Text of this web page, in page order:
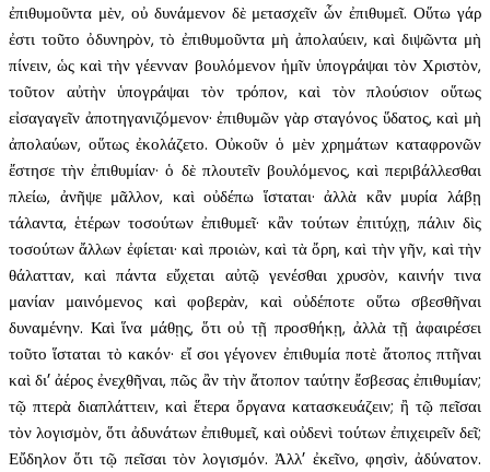
ἐπιθυμοῦντα μὲν, οὐ δυνάμενον δὲ μετασχεῖν ὧν ἐπιθυμεῖ. Οὕτω γάρ
ἐστι τοῦτο ὀδυνηρὸν, τὸ ἐπιθυμοῦντα μὴ ἀπολαύειν, καὶ διψῶντα μὴ
πίνειν, ὡς καὶ τὴν γέενναν βουλόμενον ἡμῖν ὑπογράψαι τὸν Χριστὸν,
τοῦτον αὐτὴν ὑπογράψαι τὸν τρόπον, καὶ τὸν πλούσιον οὕτως
εἰσαγαγεῖν ἀποτηγανιζόμενον· ἐπιθυμῶν γὰρ σταγόνος ὕδατος, καὶ μὴ
ἀπολαύων, οὕτως ἐκολάζετο. Οὐκοῦν ὁ μὲν χρημάτων καταφρονῶν
ἔστησε τὴν ἐπιθυμίαν· ὁ δὲ πλουτεῖν βουλόμενος, καὶ περιβάλλεσθαι
πλείω, ἀνῆψε μᾶλλον, καὶ οὐδέπω ἵσταται· ἀλλὰ κἂν μυρία λάβῃ
τάλαντα, ἑτέρων τοσούτων ἐπιθυμεῖ· κἂν τούτων ἐπιτύχῃ, πάλιν δὶς
τοσούτων ἄλλων ἐφίεται· καὶ προιὼν, καὶ τὰ ὄρη, καὶ τὴν γῆν, καὶ τὴν
θάλατταν, καὶ πάντα εὔχεται αὐτῷ γενέσθαι χρυσὸν, καινήν τινα
μανίαν μαινόμενος καὶ φοβερὰν, καὶ οὐδέποτε οὕτω σβεσθῆναι
δυναμένην. Καὶ ἵνα μάθῃς, ὅτι οὐ τῇ προσθήκῃ, ἀλλὰ τῇ ἀφαιρέσει
τοῦτο ἵσταται τὸ κακόν· εἴ σοι γέγονεν ἐπιθυμία ποτὲ ἄτοπος πτῆναι
καὶ δι’ ἀέρος ἐνεχθῆναι, πῶς ἂν τὴν ἄτοπον ταύτην ἔσβεσας ἐπιθυμίαν;
τῷ πτερὰ διαπλάττειν, καὶ ἕτερα ὄργανα κατασκευάζειν; ἢ τῷ πεῖσαι
τὸν λογισμὸν, ὅτι ἀδυνάτων ἐπιθυμεῖ, καὶ οὐδενὶ τούτων ἐπιχειρεῖν δεῖ;
Εὔδηλον ὅτι τῷ πεῖσαι τὸν λογισμόν. Ἀλλ’ ἐκεῖνο, φησὶν, ἀδύνατον.